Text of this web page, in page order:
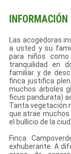
Las acogedoras
a usted y su
para niños
tranquilidad en
familiar y de
finca justifica
muchos árboles
ficus pandurata)
Tanta vegetación
que atrae
el bullicio de la
Finca
exhuberante. A